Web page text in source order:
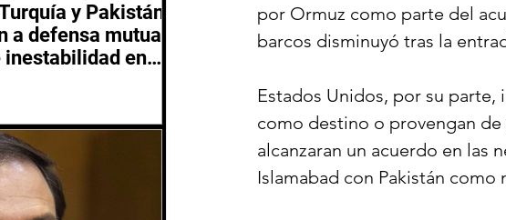
por Ormuz como parte del
barcos disminuyó tras la
Estados Unidos, por su
como destino o provengan
alcanzaran un acuerdo en las
Islamabad con Pakistán como
y Pakistán
a defensa mutua
en